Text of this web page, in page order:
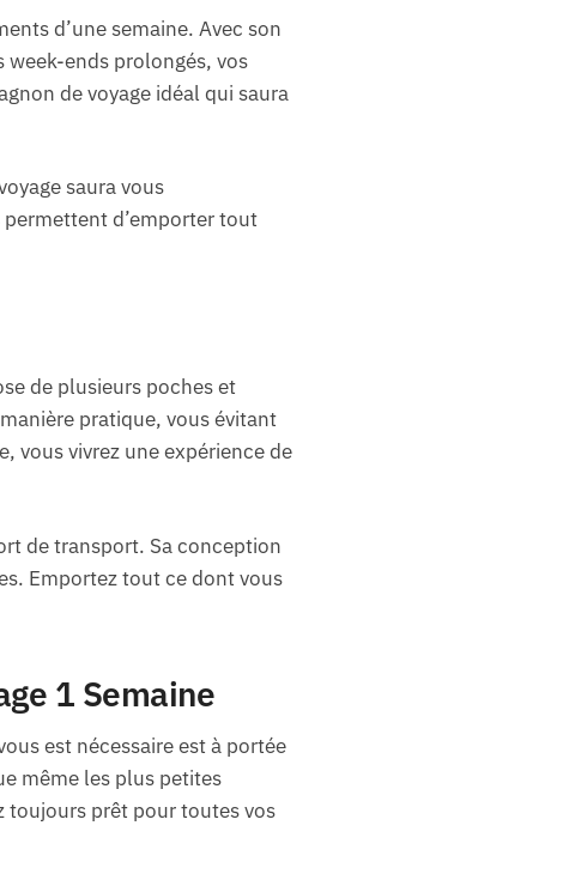
d’une semaine. Avec son
ends prolongés, vos
de voyage idéal qui saura
saura vous
d’emporter tout
de plusieurs poches et
pratique, vous évitant
vous vivrez une expérience de
de transport. Sa conception
Emportez tout ce dont vous
1 Semaine
est nécessaire est à portée
même les plus petites
toujours prêt pour toutes vos